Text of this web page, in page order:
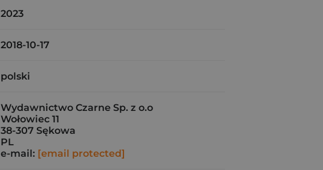
2023
2018-10-17
polski
Wydawnictwo Czarne Sp. z o.o
Wołowiec 11
38-307 Sękowa
PL
e-mail: [email protected]